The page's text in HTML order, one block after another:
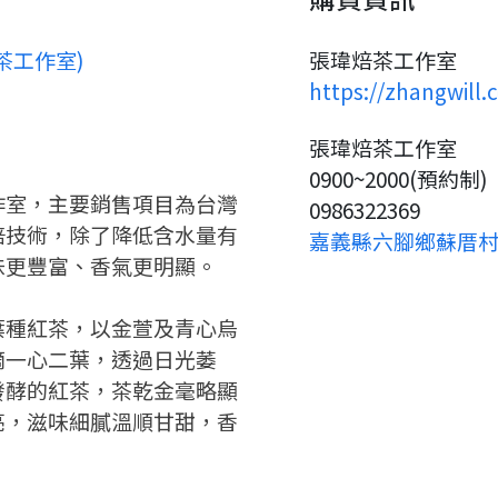
工作室)
，主要銷售項目為台灣
術，除了降低含水量有
豐富、香氣更明顯。
紅茶，以金萱及青心烏
心二葉，透過日光萎
的紅茶，茶乾金毫略顯
滋味細膩溫順甘甜，香
張瑋焙茶工作室
https://
張瑋焙茶工作室
0900~2000(預約制)
0986322369
嘉義縣六腳鄉蘇厝
要註冊嗎？
嗨~這個 LINE 帳號還沒有註冊
過，
只要驗證手機號碼就能完成註
冊。
您要繼續嗎？
返回
請加入LINE好友
請掃描或點擊 QR code
加入「嘉義優鮮」LINE 好友，
才能繼續註冊喔。
點擊加入 LINE 好友
返回
註冊完成了！
填寫申請資料
返回首頁
您的申請資料正在等候審查中，
查看申請進度
返回首頁
想知道怎麼做更容易通過審核
嗎？
看看申請教學吧！
如果你已經準備好了，
點擊「直接申請」按鈕開始填寫
申請表。